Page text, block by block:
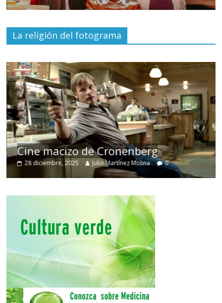
La religión del fotograma
Cine macizo de Cronenberg
28 diciembre, 2025 Julio Martínez Molina 0